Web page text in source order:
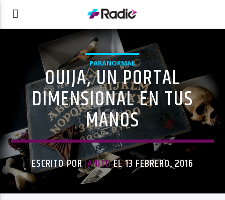
PARANORMAL
OUIJA, UN PORTAL
DIMENSIONAL EN TUS
MANOS
ESCRITO PORJANITOEL 13 FEBRERO, 2016